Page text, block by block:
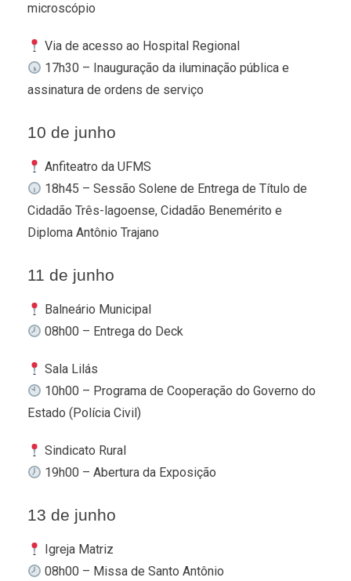
microscópio
Via de acesso ao Hospital Regional
17h30 – Inauguração da iluminação pública e
assinatura de ordens de serviço
10 de junho
Anfiteatro da UFMS
18h45 – Sessão Solene de Entrega de Título de
Cidadão Três-lagoense, Cidadão Benemérito e
Diploma Antônio Trajano
11 de junho
Balneário Municipal
08h00 – Entrega do Deck
Sala Lilás
10h00 – Programa de Cooperação do Governo do
Estado (Polícia Civil)
Sindicato Rural
19h00 – Abertura da Exposição
13 de junho
Igreja Matriz
08h00 – Missa de Santo Antônio